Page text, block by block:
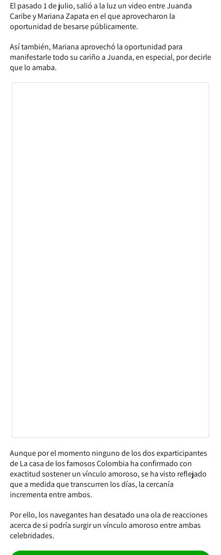
El pasado 1 de julio, salió a la luz un video entre Juanda
Caribe y Mariana Zapata en el que aprovecharon la
oportunidad de besarse públicamente.
Así también, Mariana aprovechó la oportunidad para
manifestarle todo su cariño a Juanda, en especial, por decirle
que lo amaba.
Aunque por el momento ninguno de los dos exparticipantes
de La casa de los famosos Colombia ha confirmado con
exactitud sostener un vínculo amoroso, se ha visto reflejado
que a medida que transcurren los días, la cercanía
incrementa entre ambos.
Por ello, los navegantes han desatado una ola de reacciones
acerca de si podría surgir un vínculo amoroso entre ambas
celebridades.